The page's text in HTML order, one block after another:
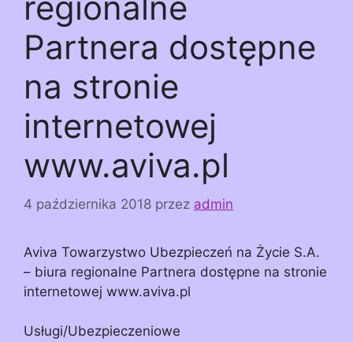
Partnera dostępne
na stronie
internetowej
www.aviva.pl
4 października 2018 przez admin
Aviva Towarzystwo Ubezpieczeń na Życie S.A.
– biura regionalne Partnera dostępne na stronie
internetowej www.aviva.pl
Usługi/Ubezpieczeniowe